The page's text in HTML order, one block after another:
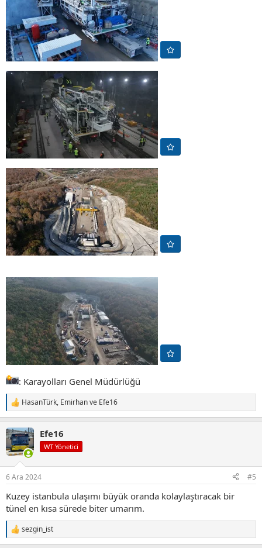
: Karayolları Genel Müdürlüğü
T
e
k
i
l
HasanTürk, Emirhanve Efe16
Efe16
WT Yönetici
6 Ara 2024 #5
Kuzey istanbula ulaşımı büyük oranda kolaylaştıracak bir
tünel en kısa sürede biter umarım.
T
e
sezgin_ist